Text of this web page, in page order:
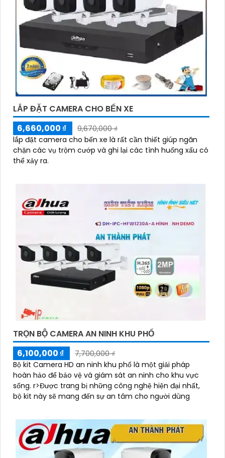
LẮP ĐẶT CAMERA CHO BẾN XE
6,660,000 ₫
9,670,000 ₫
lắp đặt camera cho bến xe là rất cần thiết giúp ngăn
chặn các vụ trộm cướp và ghi lại các tình huống xấu có
thể xảy ra.
TRỌN BỘ CAMERA AN NINH KHU PHỐ
6,100,000 ₫
7,700,000 ₫
Bộ kit Camera HD an ninh khu phố là một giải pháp
hoàn hảo để bảo vệ và giám sát an ninh cho khu vực
sống. r>Được trang bị những công nghệ hiện đại nhất,
bộ kit này sẽ mang đến sự an tâm cho người dùng